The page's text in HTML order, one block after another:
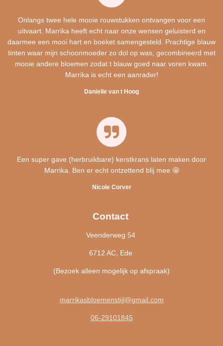
Onlangs twee hele mooie rouwstukken ontvangen voor een
uitvaart. Marrika heeft echt naar onze wensen geluisterd en
daarmee een mooi hart en boeket samengesteld. Prachtige blauw
tinten waar mijn schoonmoeder zo dol op was, gecombineerd met
mooie andere bloemen zodat t blauw goed naar voren kwam.
Marrika is echt een aanrader!
Danielle van t Hoog
Een super gave (herbruikbare) kerstkrans laten maken door
Marrika. Ben er echt ontzettend blij mee 🤩
Nicole Corver
Contact
Veenderweg 54
6712 AC, Ede
(Bezoek alleen mogelijk op afspraak)
marrikasbloemenstijl@gmail.com
06-29101845